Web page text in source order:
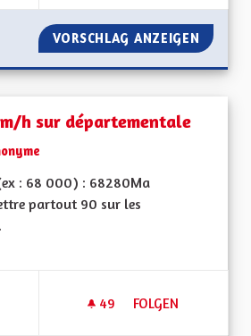
VORSCHLAG ANZEIGEN VOIR
h sur départementale
: 68 000) : 68280Ma
partout 90 sur les
49 49 FOLLOWER
FOLGEN
VITESSE À 90 KM/